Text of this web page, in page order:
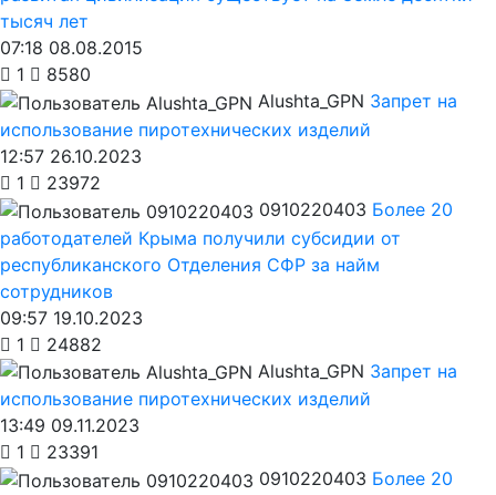
тысяч лет
07:18 08.08.2015
1
8580
Alushta_GPN Запрет на
использование пиротехнических изделий
12:57 26.10.2023
1
23972
0910220403 Более 20
работодателей Крыма получили субсидии от
республиканского Отделения СФР за найм
сотрудников
09:57 19.10.2023
1
24882
Alushta_GPN Запрет на
использование пиротехнических изделий
13:49 09.11.2023
1
23391
0910220403 Более 20